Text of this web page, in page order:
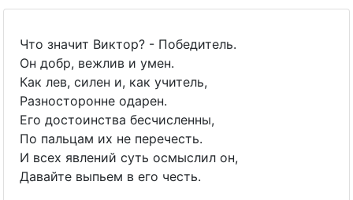
Что значит Виктор? - Победитель.
Он добр, вежлив и умен.
Как лев, силен и, как учитель,
Разносторонне одарен.
Его достоинства бесчисленны,
По пальцам их не перечесть.
И всех явлений суть осмыслил он,
Давайте выпьем в его честь.